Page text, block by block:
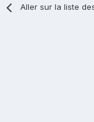
Aller sur la liste